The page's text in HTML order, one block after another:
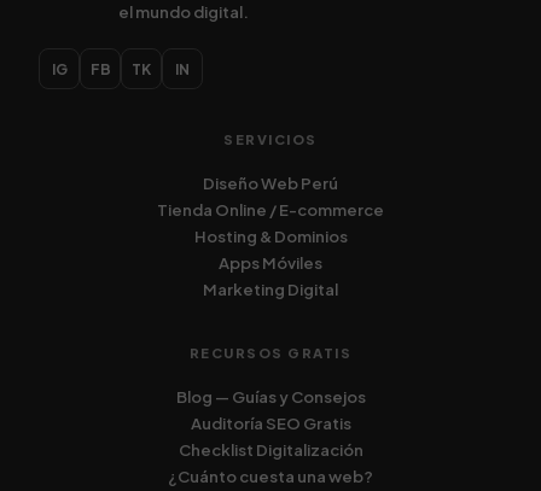
el mundo digital.
IG FB TK IN
SERVICIOS
Diseño Web Perú
Tienda Online / E-commerce
Hosting & Dominios
Apps Móviles
Marketing Digital
RECURSOS GRATIS
Blog — Guías y Consejos
Auditoría SEO Gratis
Checklist Digitalización
¿Cuánto cuesta una web?